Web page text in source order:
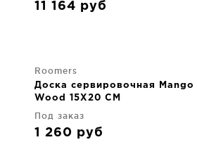
11 164 руб
Roomers
Доска сервировочная Mango
Wood 15X20 CM
Под заказ
1 260 руб